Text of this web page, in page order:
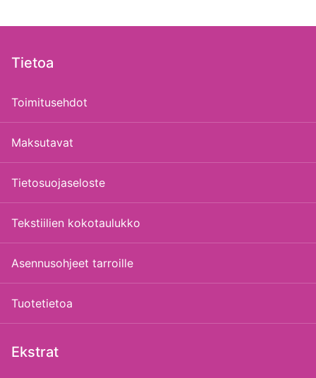
Tietoa
Toimitusehdot
Maksutavat
Tietosuojaseloste
Tekstiilien kokotaulukko
Asennusohjeet tarroille
Tuotetietoa
Ekstrat